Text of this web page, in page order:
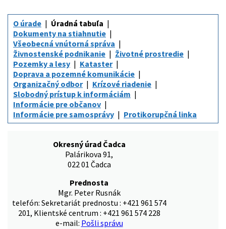
O úrade
Úradná tabuľa
Dokumenty na stiahnutie
Všeobecná vnútorná správa
Živnostenské podnikanie
Životné prostredie
Pozemky a lesy
Kataster
Doprava a pozemné komunikácie
Organizačný odbor
Krízové riadenie
Slobodný prístup k informáciám
Informácie pre občanov
Informácie pre samosprávy
Protikorupčná linka
Okresný úrad Čadca
Palárikova 91,
022 01 Čadca
Prednosta
Mgr. Peter Rusnák
telefón: Sekretariát prednostu : +421 961 574
201, Klientské centrum : +421 961 574 228
e-mail: Pošli správu